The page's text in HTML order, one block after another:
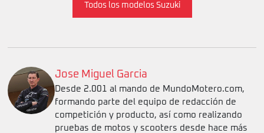
Todos los modelos Suzuki
Jose Miguel Garcia
Desde 2.001 al mando de MundoMotero.com,
formando parte del equipo de redacción de
competición y producto, así como realizando
pruebas de motos y scooters desde hace más